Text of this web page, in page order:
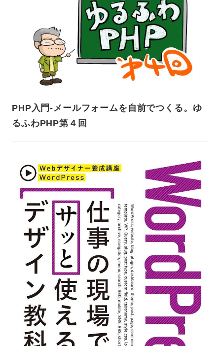
PHP入門-メールフォームを自前でつくる。ゆ
るふわPHP第４回